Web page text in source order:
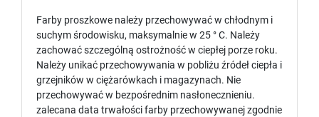
Farby proszkowe należy przechowywać w chłodnym i
suchym środowisku, maksymalnie w 25 ° C. Należy
zachować szczególną ostrożność w ciepłej porze roku.
Należy unikać przechowywania w pobliżu źródeł ciepła i
grzejników w ciężarówkach i magazynach. Nie
przechowywać w bezpośrednim nasłonecznieniu.
zalecana data trwałości farby przechowywanej zgodnie